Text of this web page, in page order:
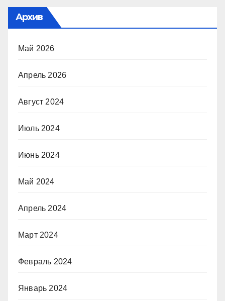
Архив
Май 2026
Апрель 2026
Август 2024
Июль 2024
Июнь 2024
Май 2024
Апрель 2024
Март 2024
Февраль 2024
Январь 2024